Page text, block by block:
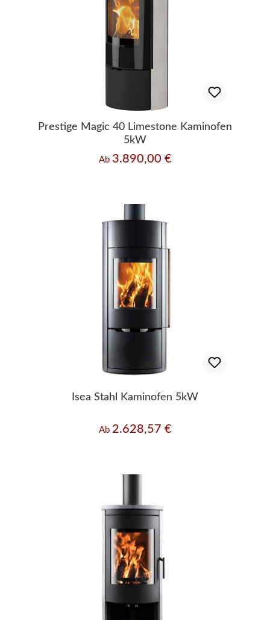
Prestige Magic 40 Limestone Kaminofen
5kW
Regulärer Preis:
Ab 3.890,00 €
Isea Stahl Kaminofen 5kW
Regulärer Preis:
Ab 2.628,57 €